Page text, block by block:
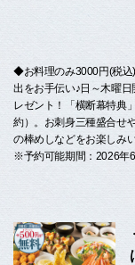
◆お料理のみ3000円(税
出をお手伝い♪日～木曜
レゼント！「横断幕特典
約）。お刺身三種盛合せ
の棒めしなどをお楽しみ
※予約可能期間：2026年